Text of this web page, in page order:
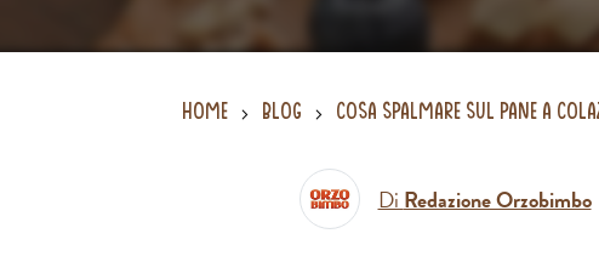
Home Blog Cosa spalmare sul pane a
Di Redazione Orzobimbo